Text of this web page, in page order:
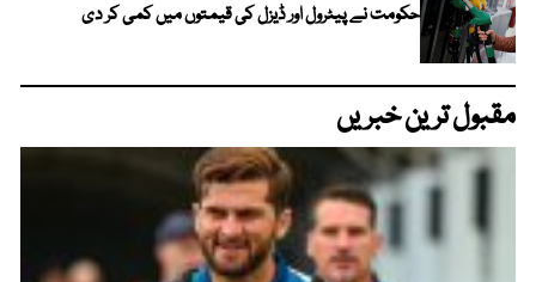
حکومت نے پیٹرول اور ڈیزل کی قیمتوں میں کمی کر دی
مقبول ترین خبریں